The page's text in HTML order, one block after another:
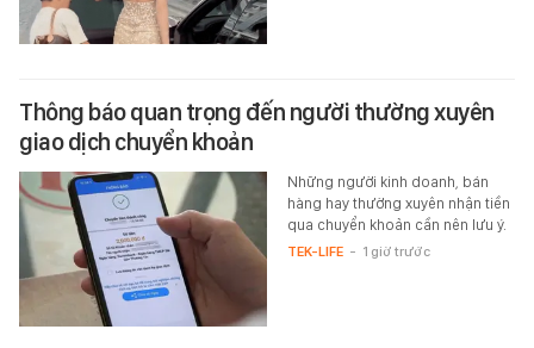
Thông báo quan trọng đến người thường xuyên
giao dịch chuyển khoản
Những người kinh doanh, bán
hàng hay thường xuyên nhận tiền
qua chuyển khoản cần nên lưu ý.
TEK-LIFE - 1 giờ trước